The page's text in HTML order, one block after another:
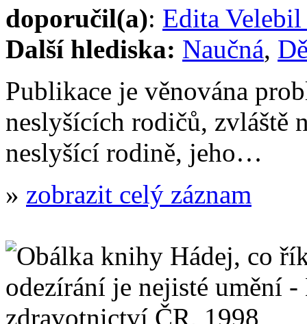
doporučil(a): Edita
Další hlediska: Naučná,
Publikace je věnována
neslyšících rodičů, zvláště
neslyšící rodině, jeho…
» zobrazit celý záznam